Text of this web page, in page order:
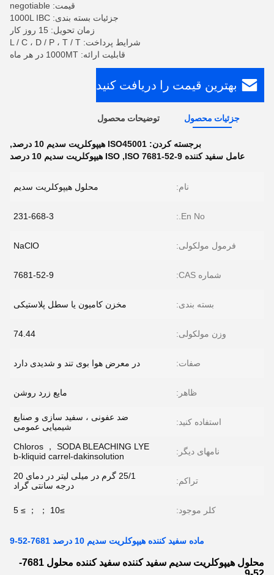
قیمت: negotiable
جزئیات بسته بندی: 1000L IBC
زمان تحویل: 15 روز کار
شرایط پرداخت: L / C ، D / P ، T / T
قابلیت ارائه: 1000MT در هر ماه
بهترین قیمت را دریافت کنید
جزئیات محصول توضیحات محصول
برجسته کردن: ISO45001 هیپوکلریت سدیم 10 درصد
,
عامل سفید کننده ISO 7681-52-9
, ISO هیپوکلریت سدیم 10 درصد
نام: محلول هیپوکلریت سدیم
En No.:
231-668-3
فرمول مولکولی: NaClO
شماره CAS: 7681-52-9
بسته بندی: مخزن کامیون یا سطل پلاستیکی
وزن مولکولی: 74.44
صفات: در معرض هوا بوی تند و شدیدی دارد
ظاهر: مایع زرد روشن
استفاده کنید:
ضد عفونی ، سفید سازی و صنایع
شیمیایی عمومی
نامهای دیگر:
Chloros ， SODA BLEACHING LYE
b-kliquid carrel-dakinsolution
تراکم:
25/1 گرم در میلی لیتر در دمای 20
درجه سانتی گراد
کلر موجود: ≥10 ； ； ≥ 5
ماده سفید کننده هیپوکلریت سدیم 10 درصد 7681-52-9
محلول هیپوکلریت سدیم سفید کننده سفید کننده محلول 7681-